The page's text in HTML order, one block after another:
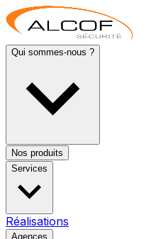
Qui sommes-nous ?
Nos produits
Services
Réalisations
Agences